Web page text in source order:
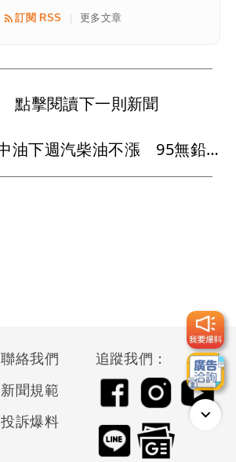
訂閱 RSS 更多文章
點擊閱讀下一則新聞
加油先別急！中油下週汽柴油不漲 95無鉛維持32元
聯絡我們
新聞規範
投訴爆料
追蹤我們：